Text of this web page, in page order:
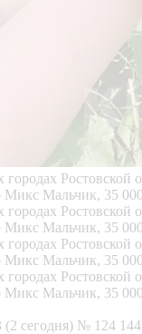
(2 сегодня) № 124 144